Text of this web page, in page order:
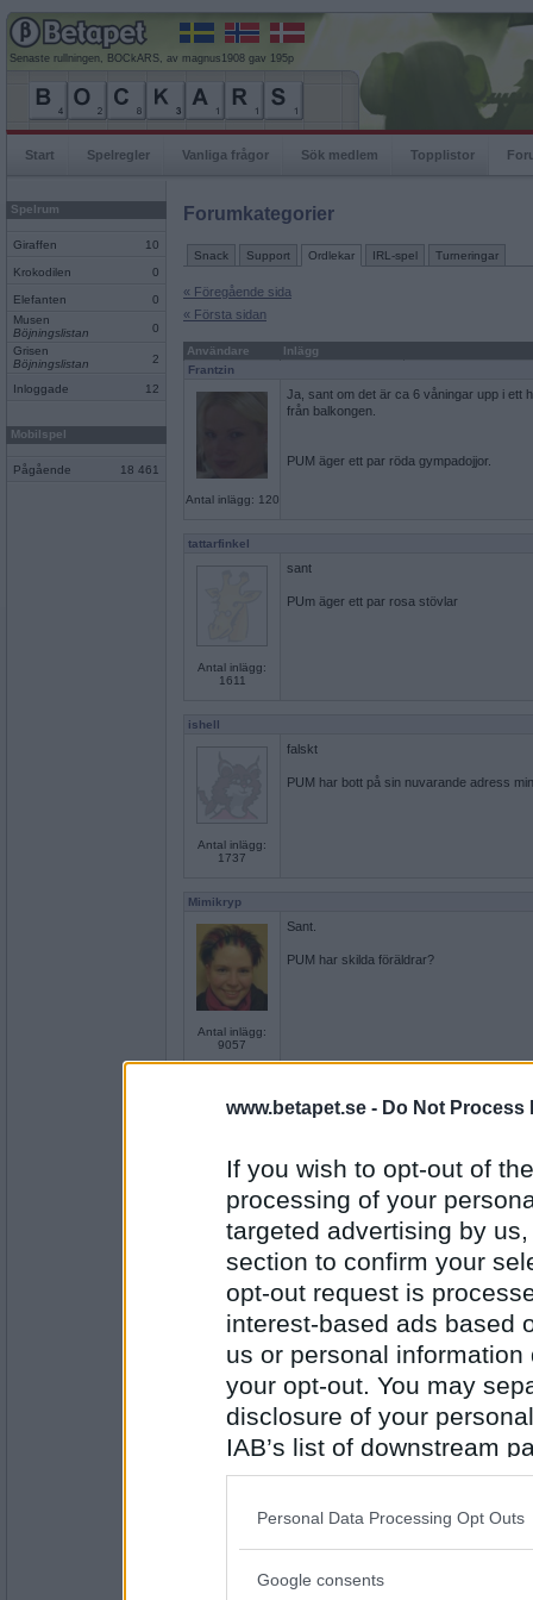
www.betapet.se - Do Not Process
If you wish to opt-out of
processing of your
targeted advertising by
section to confirm your
opt-out request is
interest-based ads based
us or personal
your opt-out. You may
disclosure of your
IAB’s list of downstream
also be disclosed by us
Downstream Participants
Please note that this
Personal Data Processing Opt Outs
Google consents
Senaste rullningen, BOCkARS, av magnus1908 gav 195p
Start Spelregler Vanliga frågor Sök medlem Topplistor
Spelrum
Giraffen 10
Krokodilen 0
Elefanten
0
Musen
Böjningslistan
0
Grisen
Böjningslistan
2
Inloggade 12
Mobilspel
Pågående 18 461
Forumkategorier
Snack Support Ordlekar IRL-spel Turneringar
« Föregående sida
« Första sidan
Användare
Inlägg
Frantzin
Antal inlägg: 120
Ja, sant om det är ca 6 våningar upp i ett
från balkongen.
PUM äger ett par röda gympadojjor.
tattarfinkel
Antal inlägg:
1611
sant
PUm äger ett par rosa stövlar
ishell
Antal inlägg:
1737
falskt
PUM har bott på sin nuvarande adress
Mimikryp
Antal inlägg:
9057
Sant.
PUM har skilda föräldrar?
Antal inlägg:
1737
falskt, dem har aldrig varit gifta :P
Mimikryp
Antal inlägg:
9057
Falskt.
PUM har köpt skor senaste månaden?
Gunilla N- Ej medlem längre
Antal inlägg:
Sant
PUM byter tandborste minst en gång i